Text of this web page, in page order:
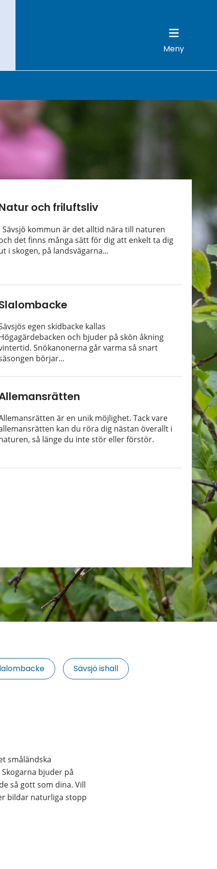
Meny
och friluftsliv
Sävsjö kommun är det alltid nära till naturen
det finns många sätt för dig att enkelt ta dig
i skogen, på landsvägarna...
egen skidbacke kallas
och bjuder på skön åkning
Snökanonerna går varma så snart
börjar...
är en unik möjlighet. Tack vare
kan du röra dig nästan överallt i
så länge du inte stör eller förstör.
Sävsjö ishall
småländska
bjuder på
så gott som dina. Vill
bildar naturliga stopp